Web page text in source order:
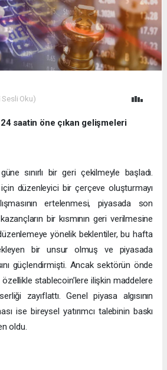
Sesli Oku)
saatin öne çıkan gelişmeleri
sınırlı bir geri çekilmeyle başladı.
için düzenleyici bir çerçeve oluşturmayı
ertelenmesi, piyasada son
bir kısmının geri verilmesine
yönelik beklentiler, bu hafta
bir unsur olmuş ve piyasada
güçlendirmişti. Ancak sektörün önde
stablecoin’lere ilişkin maddelere
zayıflattı. Genel piyasa algısının
ise bireysel yatırımcı talebinin baskı
oldu.